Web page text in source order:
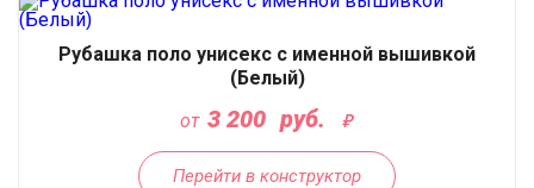
Рубашка поло унисекс с именной вышивкой
(Белый)
от 3 200 руб.
Перейти в конструктор